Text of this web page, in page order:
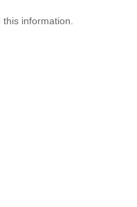
information.